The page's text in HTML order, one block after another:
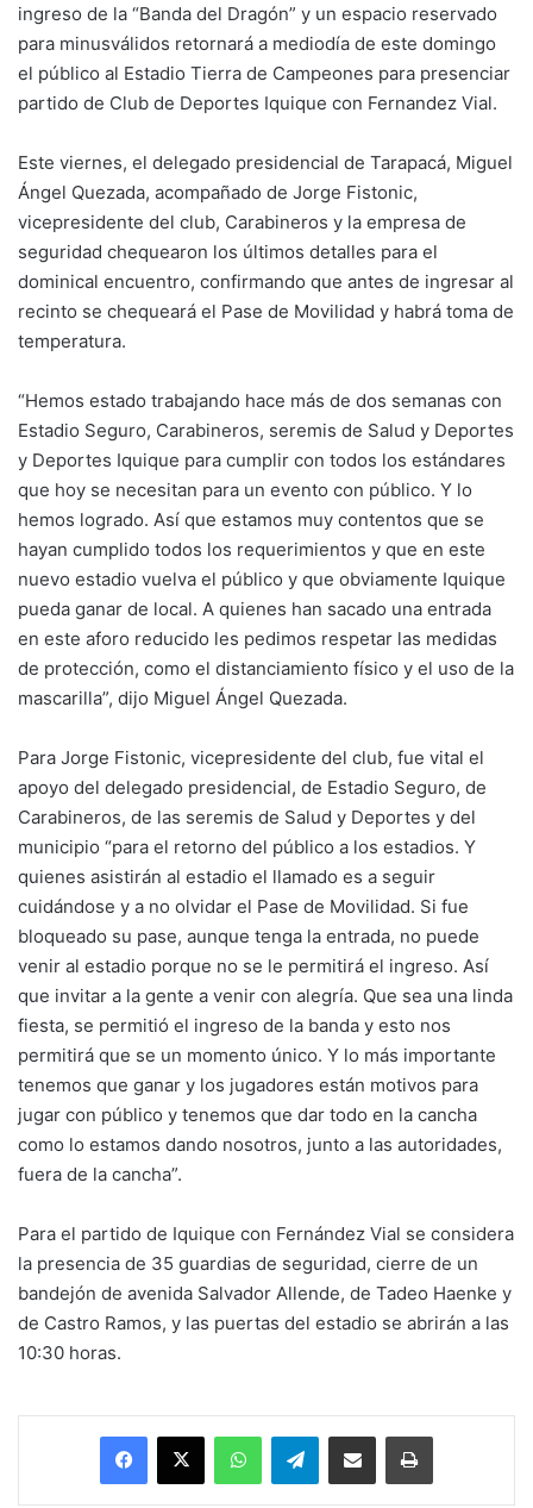
ingreso de la “Banda del Dragón” y un espacio reservado
para minusválidos retornará a mediodía de este domingo
el público al Estadio Tierra de Campeones para presenciar
partido de Club de Deportes Iquique con Fernandez Vial.
Este viernes, el delegado presidencial de Tarapacá, Miguel
Ángel Quezada, acompañado de Jorge Fistonic,
vicepresidente del club, Carabineros y la empresa de
seguridad chequearon los últimos detalles para el
dominical encuentro, confirmando que antes de ingresar al
recinto se chequeará el Pase de Movilidad y habrá toma de
temperatura.
“Hemos estado trabajando hace más de dos semanas con
Estadio Seguro, Carabineros, seremis de Salud y Deportes
y Deportes Iquique para cumplir con todos los estándares
que hoy se necesitan para un evento con público. Y lo
hemos logrado. Así que estamos muy contentos que se
hayan cumplido todos los requerimientos y que en este
nuevo estadio vuelva el público y que obviamente Iquique
pueda ganar de local. A quienes han sacado una entrada
en este aforo reducido les pedimos respetar las medidas
de protección, como el distanciamiento físico y el uso de la
mascarilla”, dijo Miguel Ángel Quezada.
Para Jorge Fistonic, vicepresidente del club, fue vital el
apoyo del delegado presidencial, de Estadio Seguro, de
Carabineros, de las seremis de Salud y Deportes y del
municipio “para el retorno del público a los estadios. Y
quienes asistirán al estadio el llamado es a seguir
cuidándose y a no olvidar el Pase de Movilidad. Si fue
bloqueado su pase, aunque tenga la entrada, no puede
venir al estadio porque no se le permitirá el ingreso. Así
que invitar a la gente a venir con alegría. Que sea una linda
fiesta, se permitió el ingreso de la banda y esto nos
permitirá que se un momento único. Y lo más importante
tenemos que ganar y los jugadores están motivos para
jugar con público y tenemos que dar todo en la cancha
como lo estamos dando nosotros, junto a las autoridades,
fuera de la cancha”.
Para el partido de Iquique con Fernández Vial se considera
la presencia de 35 guardias de seguridad, cierre de un
bandejón de avenida Salvador Allende, de Tadeo Haenke y
de Castro Ramos, y las puertas del estadio se abrirán a las
10:30 horas.
Facebook
X WhatsAppTelegramEnviar vía email Imprimir